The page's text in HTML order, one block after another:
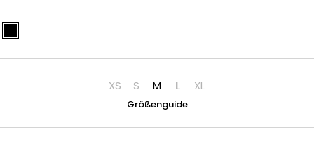
XS S M L XL
Größenguide